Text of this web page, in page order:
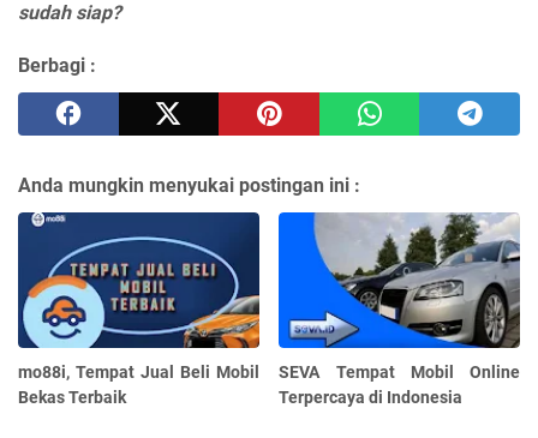
sudah siap?
Berbagi :
Anda mungkin menyukai postingan ini :
mo88i, Tempat Jual Beli Mobil
Bekas Terbaik
SEVA Tempat Mobil Online
Terpercaya di Indonesia